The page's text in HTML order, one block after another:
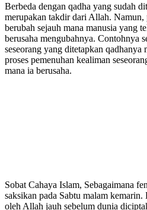
Berbeda dengan qadha yang sudah
merupakan takdir dari Allah. Namun,
berubah sejauh mana manusia yang
berusaha mengubahnya. Contohnya
seseorang yang ditetapkan
proses pemenuhan kealiman
mana ia berusaha.
Sobat Cahaya Islam, Sebagaimana
saksikan pada Sabtu malam kemarin.
oleh Allah jauh sebelum dunia